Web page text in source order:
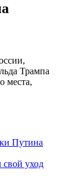
Трампа
места,
Путина
уход